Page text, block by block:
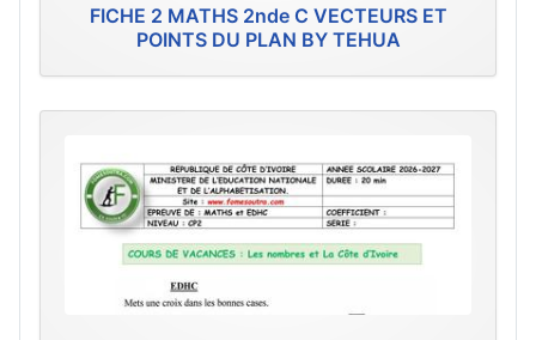
FICHE 2 MATHS 2nde C VECTEURS ET
POINTS DU PLAN BY TEHUA